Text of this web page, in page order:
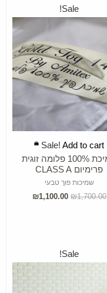
Sale!
Sale! Add to cart
שמיכת 100% פלומה זוגית
פרימיום CLASS A
שמיכות פוך טבעי
₪1,700.00
₪1,100.00
ADD TO CART
Sale!